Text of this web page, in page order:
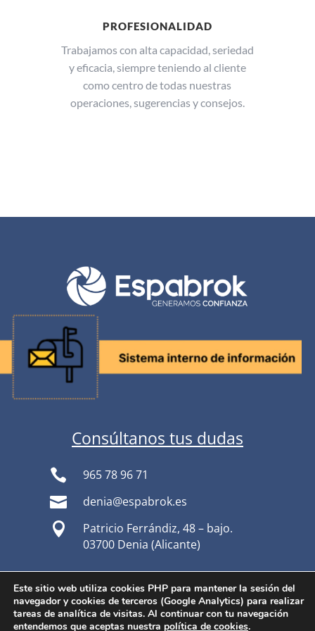
PROFESIONALIDAD
Trabajamos con alta capacidad, seriedad
y eficacia, siempre teniendo al cliente
como centro de todas nuestras
operaciones, sugerencias y consejos.
Consúltanos tus dudas
 965 78 96 71
 denia@espabrok.es

Patricio Ferrándiz, 48 – bajo.
03700 Denia (Alicante)
Textos legales
Aviso legal
Este sitio web utiliza cookies PHP para mantener la sesión del
navegador y cookies de terceros (Google Analytics) para realizar
tareas de analítica de visitas. Al continuar con tu navegación
entendemos que aceptas nuestra política de cookies.